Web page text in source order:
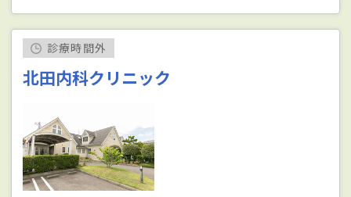
診療時間外
北田内科クリニック